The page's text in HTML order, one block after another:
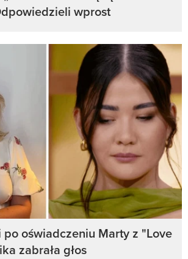
wprost
po oświadczeniu Marty z "Love
zabrała głos